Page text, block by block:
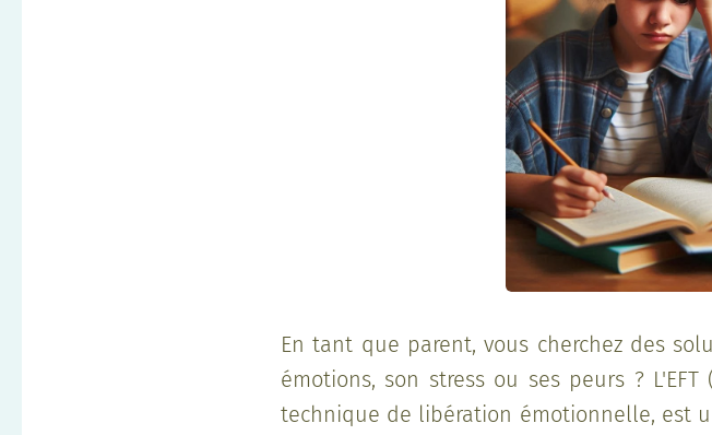
En tant que parent, vous cherchez des
émotions, son stress ou ses peurs ?
technique de libération émotionnelle, est